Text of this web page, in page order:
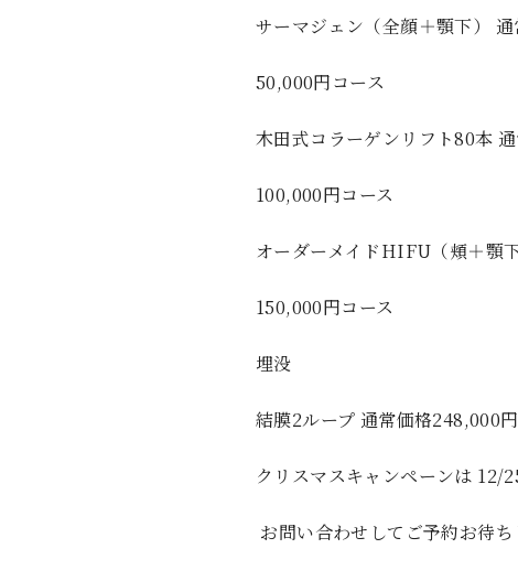
サーマジェン（全顔＋顎下）
50,000円コース
木田式コラーゲンリフト80本
100,000円コース
オーダーメイドHIFU（頬＋顎
150,000円コース
埋没
結膜2ループ 通常価格248,000円
クリスマスキャンペーンは 12/
お問い合わせしてご予約お待